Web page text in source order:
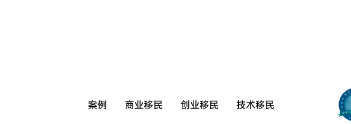
案例 商业移民 创业移民 技术移民